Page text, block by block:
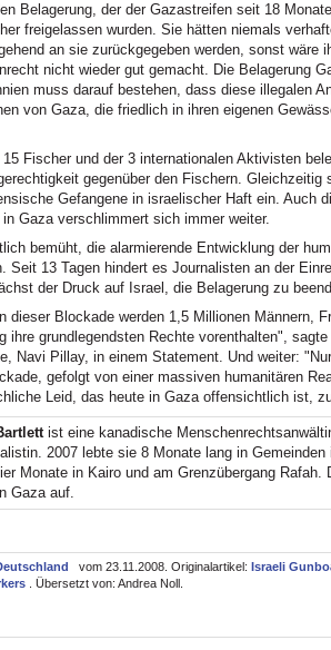
Belagerung, der der Gazastreifen seit 18
freigelassen wurden. Sie hätten niemals
an sie zurückgegeben werden, sonst wäre
nicht wieder gut gemacht. Die Belagerung
muss darauf bestehen, dass diese illegalen
von Gaza, die friedlich in ihren eigenen
15 Fischer und der 3 internationalen Aktivisten
gegenüber den Fischern. Gleichzeitig
Gefangene in israelischer Haft ein. Auch
Gaza verschlimmert sich immer weiter.
bemüht, die alarmierende Entwicklung der
Seit 13 Tagen hindert es Journalisten an der
der Druck auf Israel, die Belagerung zu
dieser Blockade werden 1,5 Millionen Männern,
ihre grundlegendsten Rechte vorenthalten",
Navi Pillay, in einem Statement. Und weiter:
gefolgt von einer massiven humanitären
Leid, das heute in Gaza offensichtlich ist,
ist eine kanadische
2007 lebte sie 8 Monate lang in Gemeinden
Monate in Kairo und am Grenzübergang Rafah.
Gaza auf.
vom 23.11.2008. Originalartikel: Israeli
. Übersetzt von: Andrea Noll.